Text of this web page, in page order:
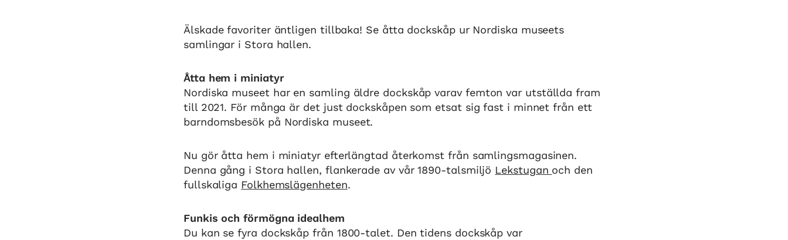
Älskade favoriter äntligen tillbaka! Se åtta dockskåp ur Nordiska museets
samlingar i Stora hallen.
Åtta hem i miniatyr
Nordiska museet har en samling äldre dockskåp varav femton var utställda fram
till 2021. För många är det just dockskåpen som etsat sig fast i minnet från ett
barndomsbesök på Nordiska museet.
Nu gör åtta hem i miniatyr efterlängtad återkomst från samlingsmagasinen.
Denna gång i Stora hallen, flankerade av vår 1890-talsmiljö Lekstugan och den
fullskaliga Folkhemslägenheten.
Funkis och förmögna idealhem
Du kan se fyra dockskåp från 1800-talet. Den tidens dockskåp var